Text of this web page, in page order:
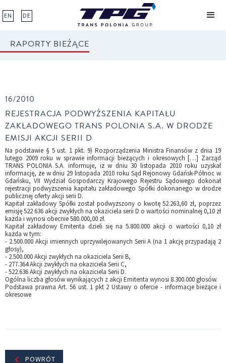
EN DE
RAPORTY BIEŻĄCE
16/2010
REJESTRACJA PODWYŻSZENIA KAPITAŁU
ZAKŁADOWEGO TRANS POLONIA S.A. W DRODZE
EMISJI AKCJI SERII D
Na podstawie § 5 ust. 1 pkt. 9) Rozporządzenia Ministra Finansów z dnia 19
lutego 2009 roku w sprawie informacji bieżących i okresowych […] Zarząd
TRANS POLONIA S.A. informuje, iż w dniu 30 listopada 2010 roku uzyskał
informację, że w dniu 29 listopada 2010 roku Sąd Rejonowy Gdańsk-Północ w
Gdańsku, VII Wydział Gospodarczy Krajowego Rejestru Sądowego dokonał
rejestracji podwyższenia kapitału zakładowego Spółki dokonanego w drodze
publicznej oferty akcji serii D.
Kapitał zakładowy Spółki został podwyższony o kwotę 52.263,60 zł, poprzez
emisję 522 636 akcji zwykłych na okaziciela serii D o wartości nominalnej 0,10 zł
każda i wynosi obecnie 580.000,00 zł.
Kapitał zakładowy Emitenta dzieli się na 5.800.000 akcji o wartości 0,10 zł
każda w tym:
- 2.500.000 Akcji imiennych uprzywilejowanych Serii A (na 1 akcję przypadają 2
głosy),
- 2.500.000 Akcji zwykłych na okaziciela Serii B,
- 277.364 Akcji zwykłych na okaziciela Serii C,
- 522.636 Akcji zwykłych na okaziciela Serii D.
Ogólna liczba głosów wynikających z akcji Emitenta wynosi 8.300.000 głosów.
Podstawa prawna Art. 56 ust. 1 pkt 2 Ustawy o ofercie - informacje bieżące i
okresowe
POWRÓT